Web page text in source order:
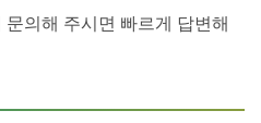
의해 주시면 빠르게 답변해